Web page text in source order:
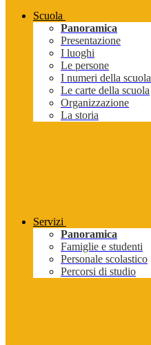
Scuola
Panoramica
Presentazione
I luoghi
Le persone
I numeri della scuola
Le carte della scuola
Organizzazione
La storia
Servizi
Panoramica
Famiglie e studenti
Personale scolastico
Percorsi di studio